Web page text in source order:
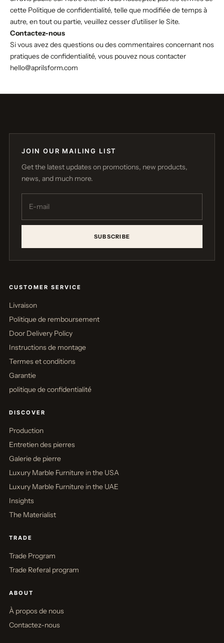
cette Politique de confidentialité, telle que modifiée de temps à
autre, en tout ou partie, veuillez cesser d'utiliser le Site.
Contactez-nous
Si vous avez des questions ou des commentaires concernant nos
pratiques de confidentialité, vous pouvez nous contacter
hello@aprilsform.com
JOIN OUR MAILING LIST
Get the latest updates on promotions, new products,
news, and much more.
SUBSCRIBE
CUSTOMER SERVICE
Livraison
Politique de remboursement
Door Delivery Policy
Instructions de montage
Termes et conditions
Garantie
politique de confidentialité
DISCOVER
Production
Entretien des pierres
Galerie de pierre
Luxury Marble Furniture in the USA
Luxury Marble Furniture in the UAE
Insights
The Materialist
TRADE
Trade Program
Trade Referal program
ABOUT
À propos de nous
Contactez-nous